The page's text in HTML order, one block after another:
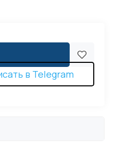
в Telegram